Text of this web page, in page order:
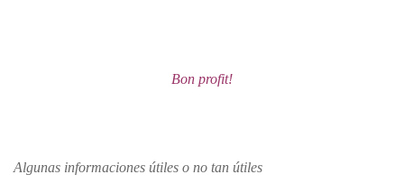
Bon profit!
Algunas informaciones útiles o no tan útiles